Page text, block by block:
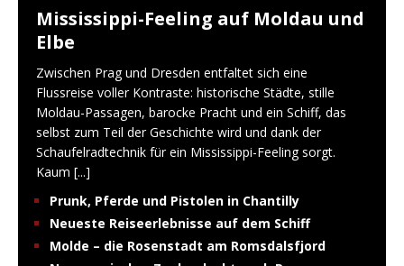
Mississippi-Feeling auf Moldau und
Elbe
Zwischen Prag und Dresden entfaltet sich eine
Flussreise voller Kontraste: historische Städte, stille
Moldau-Passagen, barocke Pracht und ein Schiff, das
selbst zum Teil der Geschichte wird und dank der
Schaufelradtechnik für ein Mississippi-Feeling sorgt.
Kaum [...]
Prunk, Pferde und Pistolen in Chantilly
Neueste Reiseerlebnisse auf dem Schiff
Molde – die Rosenstadt am Romsdalsfjord